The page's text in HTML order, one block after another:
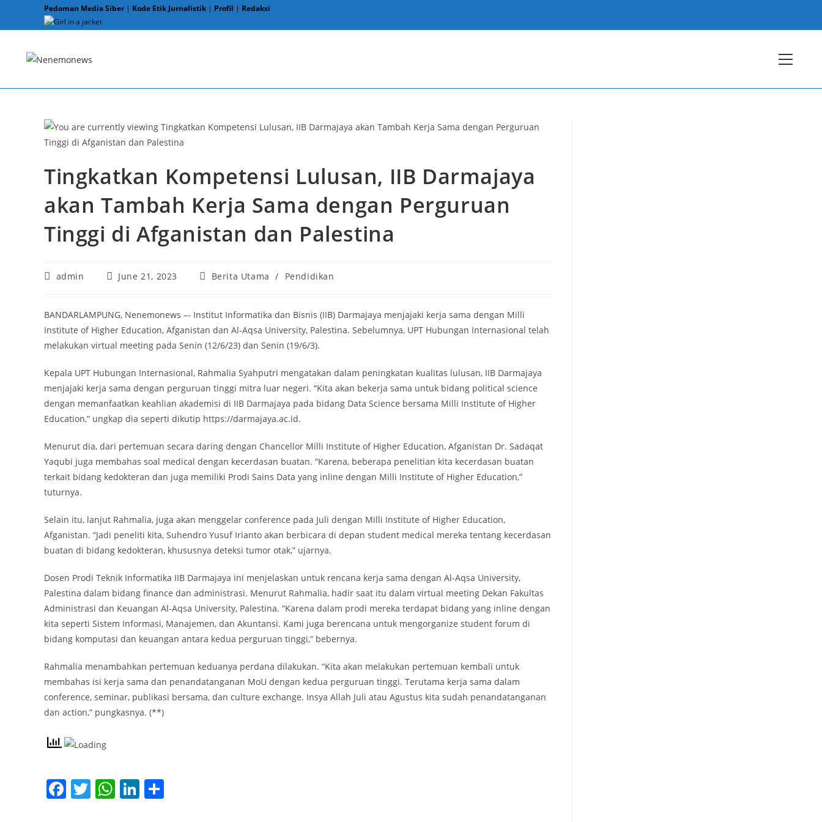
Pedoman Media Siber| Kode Etik Jurnalistik | Profil | Redaksi
View
Menu
Tingkatkan Kompetensi Lulusan, IIB Darmajaya
akan Tambah Kerja Sama dengan Perguruan
Tinggi di Afganistan dan Palestina
Postadmin
PostJune 21, 2023
PostBerita Utama / Pendidikan
BANDARLAMPUNG, Nenemonews –- Institut Informatika dan Bisnis (IIB) Darmajaya menjajaki kerja sama dengan Milli
Institute of Higher Education, Afganistan dan Al-Aqsa University, Palestina. Sebelumnya, UPT Hubungan Internasional telah
melakukan virtual meeting pada Senin (12/6/23) dan Senin (19/6/3).
Kepala UPT Hubungan Internasional, Rahmalia Syahputri mengatakan dalam peningkatan kualitas lulusan, IIB Darmajaya
menjajaki kerja sama dengan perguruan tinggi mitra luar negeri. “Kita akan bekerja sama untuk bidang political science
dengan memanfaatkan keahlian akademisi di IIB Darmajaya pada bidang Data Science bersama Milli Institute of Higher
Education,” ungkap dia seperti dikutip https://darmajaya.ac.id.
Menurut dia, dari pertemuan secara daring dengan Chancellor Milli Institute of Higher Education, Afganistan Dr. Sadaqat
Yaqubi juga membahas soal medical dengan kecerdasan buatan. “Karena, beberapa penelitian kita kecerdasan buatan
terkait bidang kedokteran dan juga memiliki Prodi Sains Data yang inline dengan Milli Institute of Higher Education,”
tuturnya.
Selain itu, lanjut Rahmalia, juga akan menggelar conference pada Juli dengan Milli Institute of Higher Education,
Afganistan. “Jadi peneliti kita, Suhendro Yusuf Irianto akan berbicara di depan student medical mereka tentang kecerdasan
buatan di bidang kedokteran, khususnya deteksi tumor otak,” ujarnya.
Dosen Prodi Teknik Informatika IIB Darmajaya ini menjelaskan untuk rencana kerja sama dengan Al-Aqsa University,
Palestina dalam bidang finance dan administrasi. Menurut Rahmalia, hadir saat itu dalam virtual meeting Dekan Fakultas
Administrasi dan Keuangan Al-Aqsa University, Palestina. “Karena dalam prodi mereka terdapat bidang yang inline dengan
kita seperti Sistem Informasi, Manajemen, dan Akuntansi. Kami juga berencana untuk mengorganize student forum di
bidang komputasi dan keuangan antara kedua perguruan tinggi,” bebernya.
Rahmalia menambahkan pertemuan keduanya perdana dilakukan. “Kita akan melakukan pertemuan kembali untuk
membahas isi kerja sama dan penandatanganan MoU dengan kedua perguruan tinggi. Terutama kerja sama dalam
conference, seminar, publikasi bersama, dan culture exchange. Insya Allah Juli atau Agustus kita sudah penandatanganan
dan action,” pungkasnya. (**)
F T W Li